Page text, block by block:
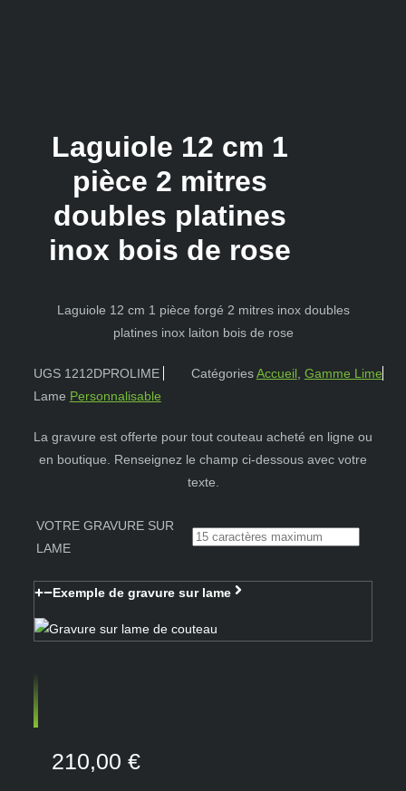
Laguiole 12 cm 1
pièce 2 mitres
doubles platines
inox bois de rose
Laguiole 12 cm 1 pièce forgé 2 mitres inox doubles
platines inox laiton bois de rose
UGS 1212DPROLIME Catégories Accueil, Gamme Lime
Lame Personnalisable
La gravure est offerte pour tout couteau acheté en ligne ou
en boutique. Renseignez le champ ci-dessous avec votre
texte.
VOTRE GRAVURE SUR
LAME
Exemple de gravure sur lame
210,00 €